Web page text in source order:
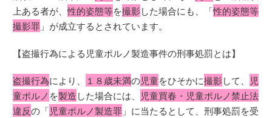
上ある者が、性的姿態等を撮影した場合にも、「性的姿態等
撮影罪 」が成立するとされています。
【盗撮行為による児童ポルノ製造事件の刑事処罰とは】
盗撮行為により、 １８歳未満の児童をひそかに撮影して、
児
童ポルノ を製造した場合には、
児童買春・児童ポルノ禁止法
違反の「児童ポルノ製造罪 」に当たるとして、刑事処罰を受